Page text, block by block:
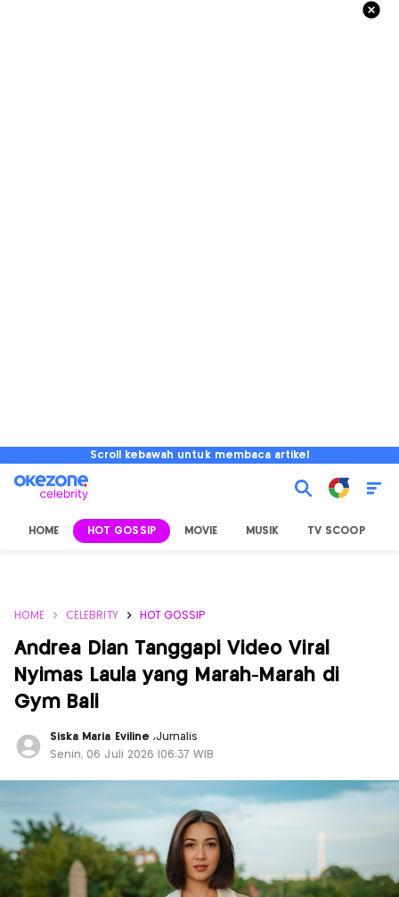
Scroll kebawah untuk membaca artikel
HOME HOT GOSSIP MOVIE MUSIK TV SCOOP
HOME CELEBRITY HOT GOSSIP
Andrea Dian Tanggapi Video Viral
Nyimas Laula yang Marah-Marah di
Gym Bali
Siska Maria Eviline ,Jurnalis
Senin, 06 Juli 2026 |06:37 WIB